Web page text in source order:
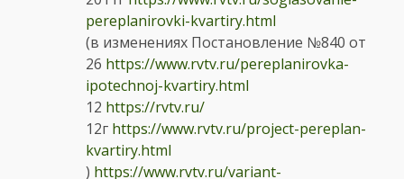
pereplanirovki-kvartiry.html
(в изменениях Постановление №840 от
26 https://www.rvtv.ru/pereplanirovka-
ipotechnoj-kvartiry.html
12 https://rvtv.ru/
12г https://www.rvtv.ru/project-pereplan-
kvartiry.html
) https://www.rvtv.ru/variant-